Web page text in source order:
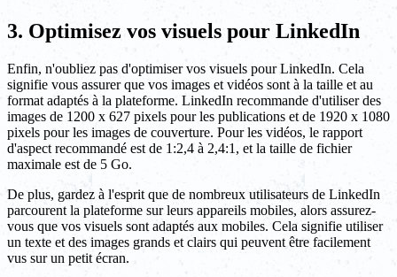
3. Optimisez vos visuels pour LinkedIn
Enfin, n'oubliez pas d'optimiser vos visuels pour LinkedIn. Cela
signifie vous assurer que vos images et vidéos sont à la taille et au
format adaptés à la plateforme. LinkedIn recommande d'utiliser des
images de 1200 x 627 pixels pour les publications et de 1920 x 1080
pixels pour les images de couverture. Pour les vidéos, le rapport
d'aspect recommandé est de 1:2,4 à 2,4:1, et la taille de fichier
maximale est de 5 Go.
De plus, gardez à l'esprit que de nombreux utilisateurs de LinkedIn
parcourent la plateforme sur leurs appareils mobiles, alors assurez-
vous que vos visuels sont adaptés aux mobiles. Cela signifie utiliser
un texte et des images grands et clairs qui peuvent être facilement
vus sur un petit écran.